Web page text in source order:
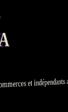
et indépendants